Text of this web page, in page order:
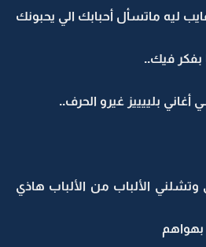
ليه ماتسأل أحبابك الي يحبونك
بفكر فيك..
بلييييز غيرو الحرف..
الألباب من الألباب هاذي